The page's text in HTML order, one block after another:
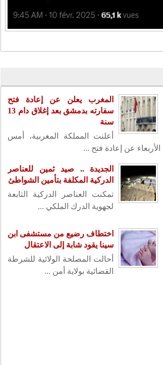
المغرب يعلن عن إعادة فتح
سفارته بدمشق بعد إغلاق دام 13
سنة
أعلنت المملكة المغربية، أمس
الأربعاء عن إعادة فتح ...
الجديدة .. صيد ثمين للعناصر
الدركية المكلفة بتأمين الشواطئ
تمكنت العناصر الدركية التابعة
لجهوية الدرك الملكي ...
اختطاف رضيع من مستشفى ابن
سينا يقود شابة إلى الاعتقال
أحالت المصلحة الولائية للشرطة
القضائية بولاية أمن ...